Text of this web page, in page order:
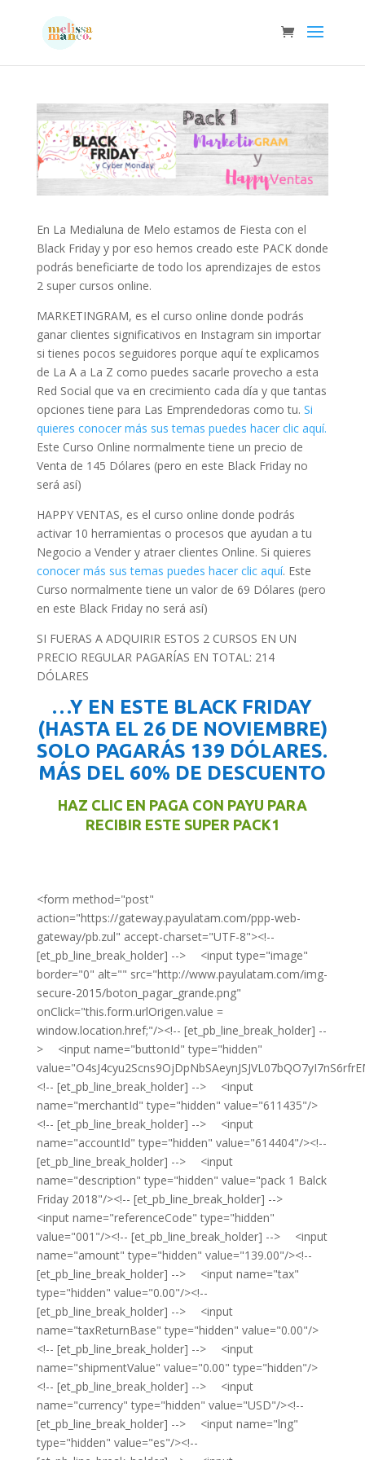
En La Medialuna de Melo estamos de Fiesta con el
Black Friday y por eso hemos creado este PACK donde
podrás beneficiarte de todo los aprendizajes de estos
2 super cursos online.
MARKETINGRAM, es el curso online donde podrás
ganar clientes significativos en Instagram sin importar
si tienes pocos seguidores porque aquí te explicamos
de La A a La Z como puedes sacarle provecho a esta
Red Social que va en crecimiento cada día y que tantas
opciones tiene para Las Emprendedoras como tu. Si
quieres conocer más sus temas puedes hacer clic aquí.
Este Curso Online normalmente tiene un precio de
Venta de 145 Dólares (pero en este Black Friday no
será así)
HAPPY VENTAS, es el curso online donde podrás
activar 10 herramientas o procesos que ayudan a tu
Negocio a Vender y atraer clientes Online. Si quieres
conocer más sus temas puedes hacer clic aquí. Este
Curso normalmente tiene un valor de 69 Dólares (pero
en este Black Friday no será así)
SI FUERAS A ADQUIRIR ESTOS 2 CURSOS EN UN
PRECIO REGULAR PAGARÍAS EN TOTAL: 214
DÓLARES
…Y EN ESTE BLACK FRIDAY
(HASTA EL 26 DE NOVIEMBRE)
SOLO PAGARÁS 139 DÓLARES.
MÁS DEL 60% DE DESCUENTO
HAZ CLIC EN PAGA CON PAYU PARA
RECIBIR ESTE SUPER PACK1
<form method="post"
action="https://gateway.payulatam.com/ppp-web-
gateway/pb.zul" accept-charset="UTF-8"><!--
[et_pb_line_break_holder] --> <input type="image"
border="0" alt="" src="http://www.payulatam.com/img-
secure-2015/boton_pagar_grande.png"
onClick="this.form.urlOrigen.value =
window.location.href;"/><!-- [et_pb_line_break_holder] --
> <input name="buttonId" type="hidden"
<!-- [et_pb_line_break_holder] --> <input
name="merchantId" type="hidden" value="611435"/>
<!-- [et_pb_line_break_holder] --> <input
name="accountId" type="hidden" value="614404"/><!--
[et_pb_line_break_holder] --> <input
name="description" type="hidden" value="pack 1 Balck
Friday 2018"/><!-- [et_pb_line_break_holder] -->
<input name="referenceCode" type="hidden"
value="001"/><!-- [et_pb_line_break_holder] --> <input
name="amount" type="hidden" value="139.00"/><!--
[et_pb_line_break_holder] --> <input name="tax"
type="hidden" value="0.00"/><!--
[et_pb_line_break_holder] --> <input
name="taxReturnBase" type="hidden" value="0.00"/>
<!-- [et_pb_line_break_holder] --> <input
name="shipmentValue" value="0.00" type="hidden"/>
<!-- [et_pb_line_break_holder] --> <input
name="currency" type="hidden" value="USD"/><!--
[et_pb_line_break_holder] --> <input name="lng"
type="hidden" value="es"/><!--